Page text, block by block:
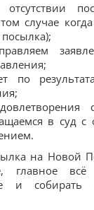
отсутствии
случае
по
в суд с
на Новой
главное всё
и собирать